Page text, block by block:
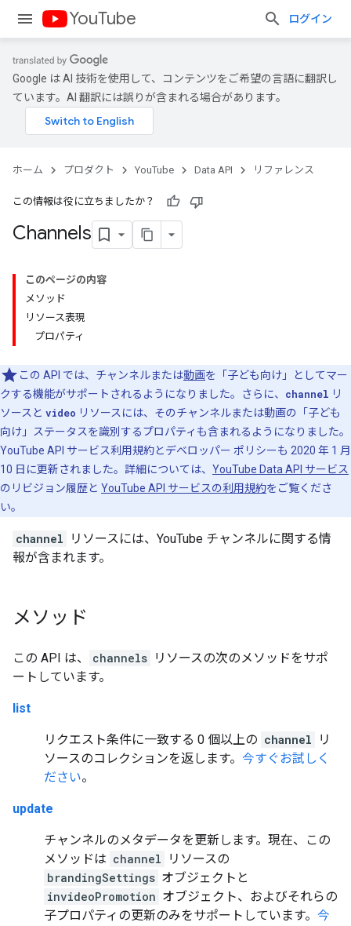
YouTube ログイン
Google は AI 技術を使用して、コンテンツをご希望の言語に翻訳し
ています。AI 翻訳には誤りが含まれる場合があります。
ホーム プロダクト YouTube Data API リファレンス
この情報は役に立ちましたか？
Channels
このページの内容
メソッド
リソース表現
プロパティ
この API では、チャンネルまたは動画を「子ども向け」としてマー
クする機能がサポートされるようになりました。さらに、 channel リ
ソースと video リソースには、そのチャンネルまたは動画の「子ども
向け」ステータスを識別するプロパティも含まれるようになりました。
YouTube API サービス利用規約とデベロッパー ポリシーも 2020 年 1 月
10 日に更新されました。詳細については、 YouTube Data API サービス
のリビジョン履歴と YouTube API サービスの利用規約をご覧くださ
い。
channel
リソースには、YouTube チャンネルに関する情
報が含まれます。
メソッド
この API は、 channels リソースの次のメソッドをサポ
ートしています。
list
リクエスト条件に一致する 0 個以上の channel
リ
ソースのコレクションを返します。 今すぐお試しく
ださい。
update
チャンネルのメタデータを更新します。現在、この
メソッドは channel
リソースの
brandingSettings オブジェクトと
invideoPromotion オブジェクト、およびそれらの
子プロパティの更新のみをサポートしています。 今